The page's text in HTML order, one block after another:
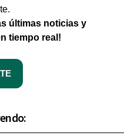
últimas noticias y
tiempo real!